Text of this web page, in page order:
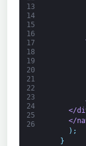
13
14
15
16
17
18
19
20
21
22
23
24
25
26
/
</
</
) ;
}